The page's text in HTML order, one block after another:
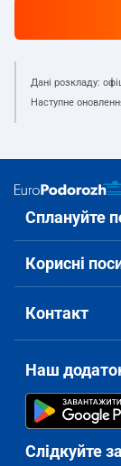
Дані розкладу:
Наступне
Сплануйте
Корисні
Контакт
Наш
Слідкуйте